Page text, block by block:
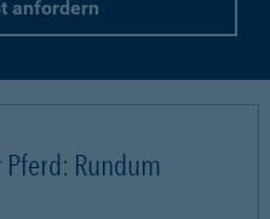
anfordern
Pferd: Rundum